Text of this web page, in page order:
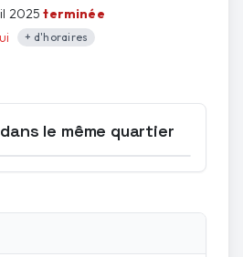
2025terminée
+ d'horaires
le même quartier